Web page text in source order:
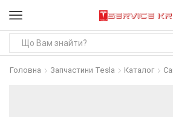
Головна Запчастини Tesla Каталог